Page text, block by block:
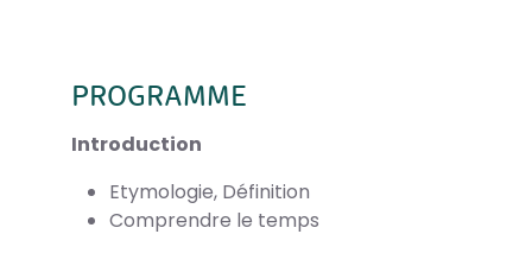
PROGRAMME
Introduction
Etymologie, Définition
Comprendre le temps